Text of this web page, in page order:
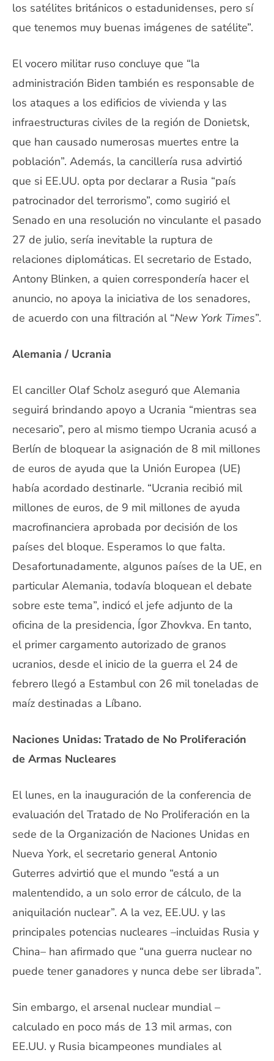
los satélites británicos o estadunidenses, pero sí
que tenemos muy buenas imágenes de satélite”.
El vocero militar ruso concluye que “la
administración Biden también es responsable de
los ataques a los edificios de vivienda y las
infraestructuras civiles de la región de Donietsk,
que han causado numerosas muertes entre la
población”. Además, la cancillería rusa advirtió
que si EE.UU. opta por declarar a Rusia “país
patrocinador del terrorismo”, como sugirió el
Senado en una resolución no vinculante el pasado
27 de julio, sería inevitable la ruptura de
relaciones diplomáticas. El secretario de Estado,
Antony Blinken, a quien correspondería hacer el
anuncio, no apoya la iniciativa de los senadores,
de acuerdo con una filtración al “New York Times”.
Alemania / Ucrania
El canciller Olaf Scholz aseguró que Alemania
seguirá brindando apoyo a Ucrania “mientras sea
necesario”, pero al mismo tiempo Ucrania acusó a
Berlín de bloquear la asignación de 8 mil millones
de euros de ayuda que la Unión Europea (UE)
había acordado destinarle. “Ucrania recibió mil
millones de euros, de 9 mil millones de ayuda
macrofinanciera aprobada por decisión de los
países del bloque. Esperamos lo que falta.
Desafortunadamente, algunos países de la UE, en
particular Alemania, todavía bloquean el debate
sobre este tema”, indicó el jefe adjunto de la
oficina de la presidencia, Ígor Zhovkva. En tanto,
el primer cargamento autorizado de granos
ucranios, desde el inicio de la guerra el 24 de
febrero llegó a Estambul con 26 mil toneladas de
maíz destinadas a Líbano.
Naciones Unidas: Tratado de No Proliferación
de Armas Nucleares
El lunes, en la inauguración de la conferencia de
evaluación del Tratado de No Proliferación en la
sede de la Organización de Naciones Unidas en
Nueva York, el secretario general Antonio
Guterres advirtió que el mundo “está a un
malentendido, a un solo error de cálculo, de la
aniquilación nuclear”. A la vez, EE.UU. y las
principales potencias nucleares –incluidas Rusia y
China– han afirmado que “una guerra nuclear no
puede tener ganadores y nunca debe ser librada”.
Sin embargo, el arsenal nuclear mundial –
calculado en poco más de 13 mil armas, con
EE.UU. y Rusia bicampeones mundiales al